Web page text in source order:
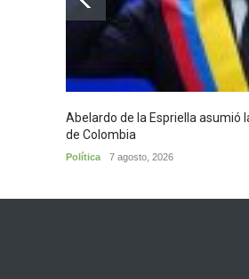
Abelardo de la Espriella asumió
de Colombia
Política 7 agosto, 2026